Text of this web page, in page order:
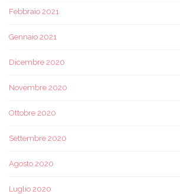
Febbraio 2021
Gennaio 2021
Dicembre 2020
Novembre 2020
Ottobre 2020
Settembre 2020
Agosto 2020
Luglio 2020